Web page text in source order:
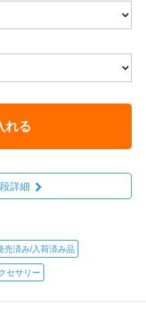
れる
詳細
売済み/入荷済み品
セサリー